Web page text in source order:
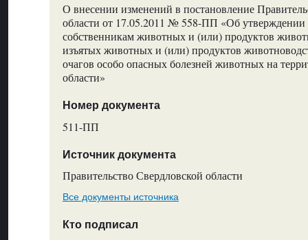
О внесении изменений в постановление
области от 17.05.2011 № 558-ПП «Об
собственникам животных и (или) продуктов
изъятых животных и (или) продуктов
очагов особо опасных болезней животных на
области»
Номер документа
511-ПП
Источник документа
Правительство Свердловской области
Все документы источника
Кто подписал